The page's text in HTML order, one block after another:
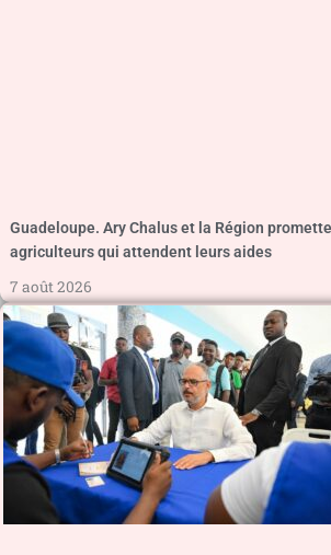
Guadeloupe. Ary Chalus et la Région
agriculteurs qui attendent leurs aides
7 août 2026